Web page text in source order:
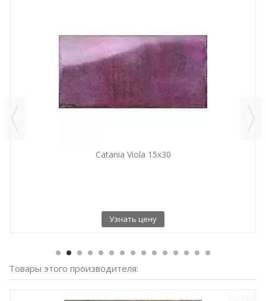
Catania Viola 15x30
Узнать цену
Товары этого производителя: